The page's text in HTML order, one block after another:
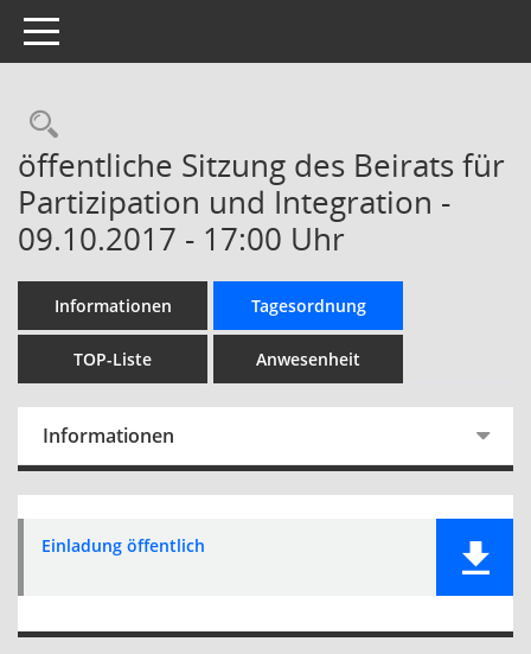
Toggle navigation
Rechercheauswahl
öffentliche Sitzung des Beirats für
Partizipation und Integration -
09.10.2017 - 17:00 Uhr
Informationen Tagesordnung
TOP-Liste Anwesenheit
Informationen
Einladung öffentlich